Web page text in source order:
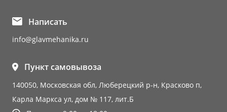
Написать
info@glavmehanika.ru
Пункт самовывоза
140050, Московская обл, Люберецкий р-н, Красково п,
Карла Маркса ул, дом № 117, лит.Б